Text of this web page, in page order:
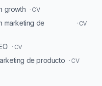
growth · CV
marketing de
· CV
· CV
de producto · CV